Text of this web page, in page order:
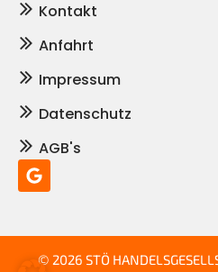
Kontakt
Anfahrt
Impressum
Datenschutz
AGB's
© 2026 STÖ